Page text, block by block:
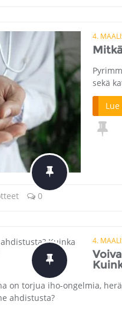
4.
sekä
0
4.
on torjua iho-ongelmia,
ahdistusta?